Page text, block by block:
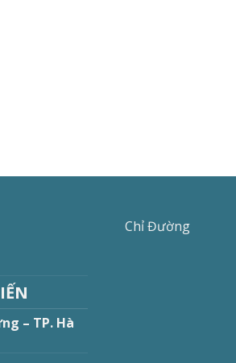
– TP. Hà
Chỉ Đường